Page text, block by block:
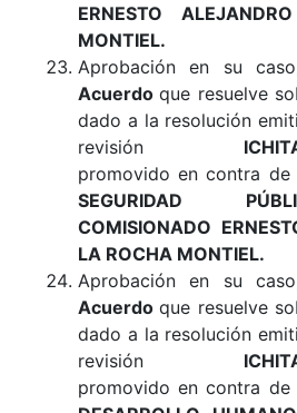
ERNESTO
MONTIEL.
Aprobación en su
Acuerdoque resuelve
dado a la resolución
revisión ICHITAIP/
promovido en contra de
SEGURIDAD
COMISIONADO
LA ROCHA MONTIEL.
Aprobación en su
Acuerdoque resuelve
dado a la resolución
revisión ICHITAIP/
promovido en contra de